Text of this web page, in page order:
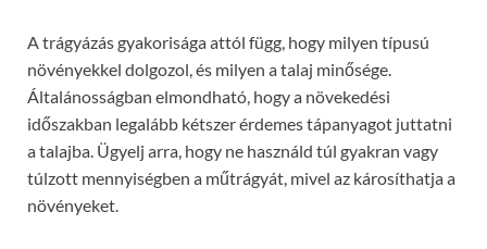
A trágyázás gyakorisága attól függ, hogy milyen típusú
növényekkel dolgozol, és milyen a talaj minősége.
Általánosságban elmondható, hogy a növekedési
időszakban legalább kétszer érdemes tápanyagot juttatni
a talajba. Ügyelj arra, hogy ne használd túl gyakran vagy
túlzott mennyiségben a műtrágyát, mivel az károsíthatja a
növényeket.